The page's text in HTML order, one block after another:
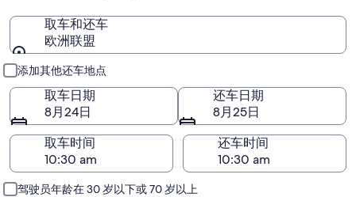
取车和还车
欧洲联盟
取车和还车
添加其他还车地点
取车日期
8月24日
还车日期
8月25日
取车时间
还车时间
驾驶员年龄在 30 岁以下或 70 岁以上